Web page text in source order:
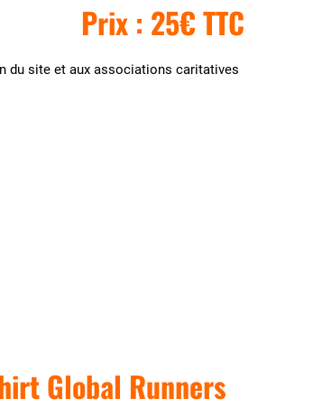
Prix : 25€ TTC
du site et aux associations caritatives
Global Runners